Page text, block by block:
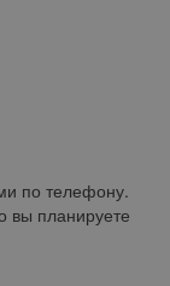
по телефону.
вы планируете